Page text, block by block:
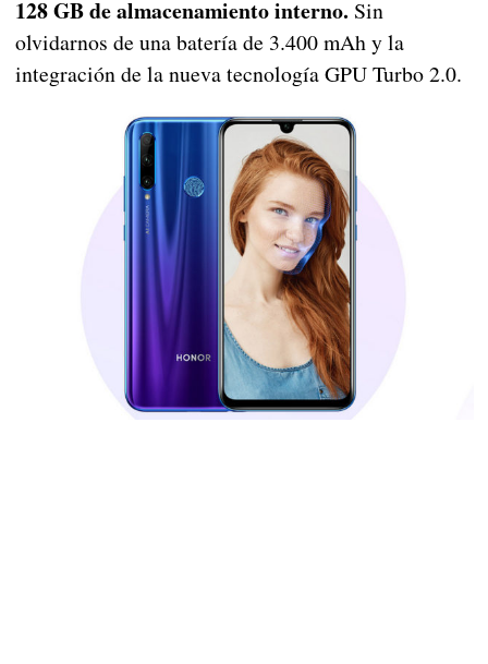
128 GB de almacenamiento interno. Sin
olvidarnos de una batería de 3.400 mAh y la
integración de la nueva tecnología GPU Turbo 2.0.